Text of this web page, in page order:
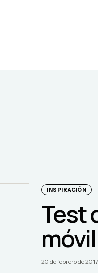
INSPIRACIÓN
Test
20 de febrero de 2017